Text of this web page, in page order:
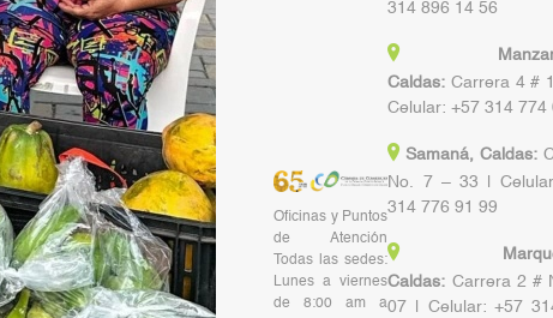
Oficinas y Puntos
de Atención
Todas las sedes:
Lunes a viernes
de 8:00 am a
314 896 14 56
Caldas: Carrera 4 #
Celular: +57 314 774
Samaná, Caldas:
No. 7 – 33 |
314 776 91 99
Caldas: Carrera 2 #
07 | Celular: +57